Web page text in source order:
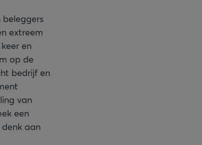
extreem
en
op de
bedrijf en
van
een
aan